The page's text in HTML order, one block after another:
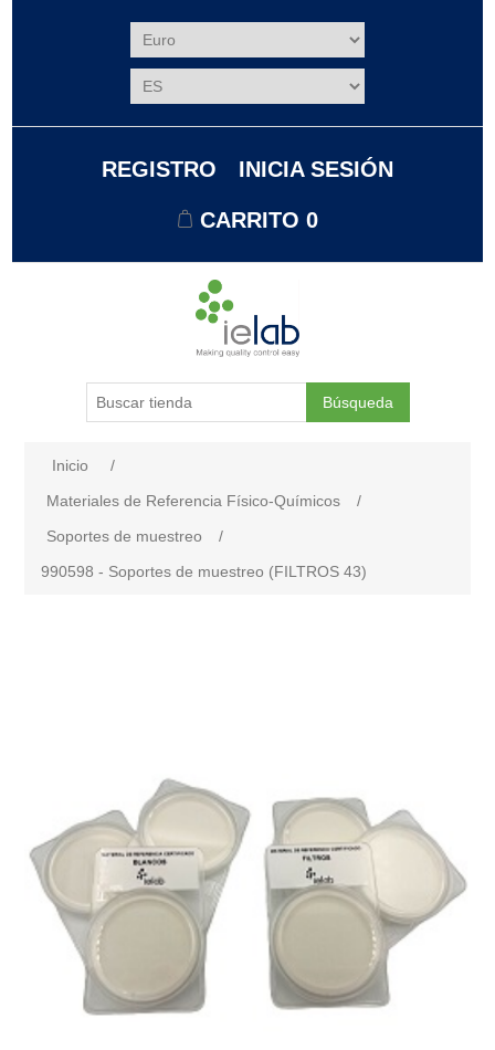
REGISTRO INICIA SESIÓN
CARRITO 0
Búsqueda
Inicio
/
Materiales de Referencia Físico-Químicos
/
Soportes de muestreo
/
990598 - Soportes de muestreo (FILTROS 43)